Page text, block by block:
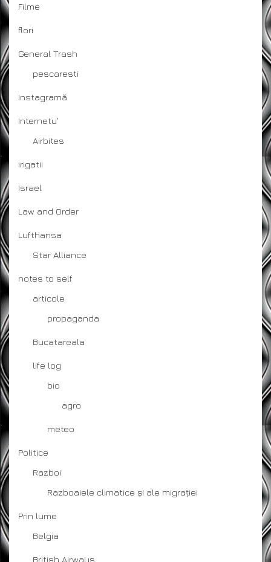
Filme
flori
General Trash
pescaresti
Instagramă
Internetu'
Airbites
irigatii
Israel
Law and Order
Lufthansa
Star Alliance
notes to self
articole
propaganda
Bucatareala
life log
bio
agro
meteo
Politice
Razboi
Razboaiele climatice și ale migrației
Prin lume
Belgia
British Airways